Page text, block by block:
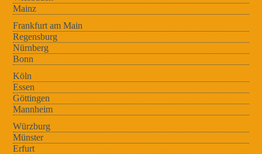
Mainz
Frankfurt am Main
Regensburg
Nürnberg
Bonn
Köln
Essen
Göttingen
Mannheim
Würzburg
Münster
Erfurt